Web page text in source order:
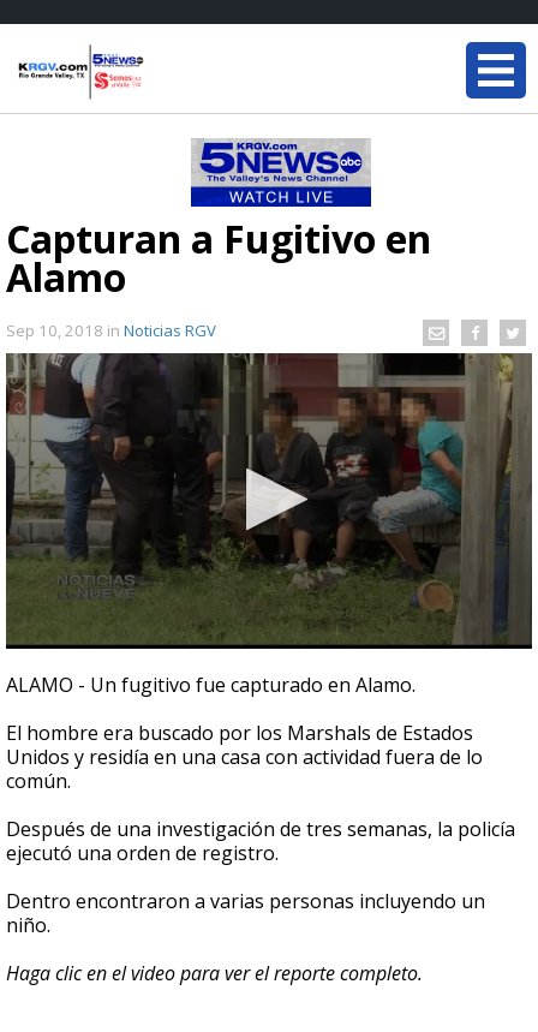
Capturan a Fugitivo en
Alamo
Sep 10, 2018 in Noticias RGV
seconds
of
minute,
11
seconds
ALAMO - Un fugitivo fue capturado en Alamo.
El hombre era buscado por los Marshals de Estados
Unidos y residía en una casa con actividad fuera de lo
común.
Después de una investigación de tres semanas, la policía
ejecutó una orden de registro.
Dentro encontraron a varias personas incluyendo un
niño.
Haga clic en el video para ver el reporte completo.